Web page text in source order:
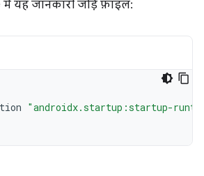
यह जानकारी जोड़ें फ़ाइल:
"androidx.startup:startup-